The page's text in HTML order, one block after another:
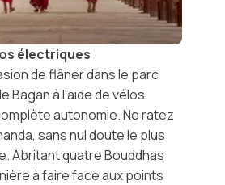
électriques
de flâner dans le parc
Bagan à l'aide de vélos
autonomie. Ne ratez
, sans nul doute le plus
Abritant quatre Bouddhas
à faire face aux points